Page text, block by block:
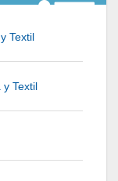
Textil
Textil